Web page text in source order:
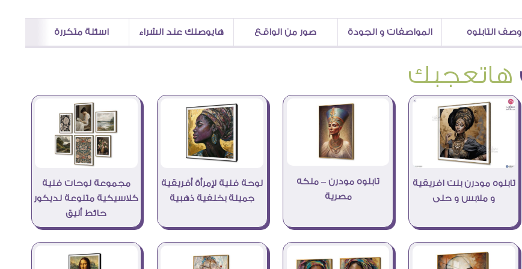
وصف التابلوه المواصفات و الجودة صور من الواقع هايوصلك عند الشراء اسئلة متكررة
هاتعجبك
تابلوه مودرن بنت افريقية
و ملابس و حلى
تابلوه مودرن – ملكه
مصرية
لوحة فنية لإمرأة أفريقية
جميلة بخلفية ذهبية
مجموعة لوحات فنية
كلاسيكية متنوعة لديكور
حائط أنيق